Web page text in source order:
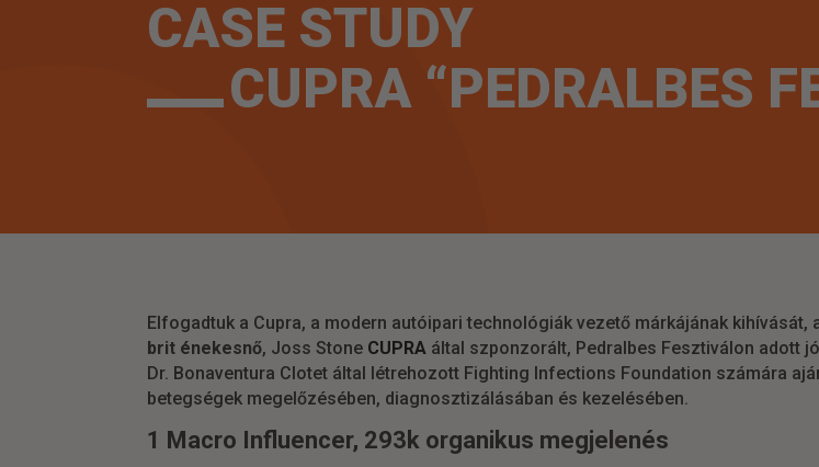
CASE STUDY
CUPRA “PEDRALBES
Elfogadtuk a Cupra, a modern autóipari technológiák vezető márkájának kihívását,
brit énekesnő, Joss Stone CUPRA által szponzorált, Pedralbes Fesztiválon adott
Dr. Bonaventura Clotet által létrehozott Fighting Infections Foundation számára
betegségek megelőzésében, diagnosztizálásában és kezelésében.
1 Macro Influencer, 293k organikus megjelenés